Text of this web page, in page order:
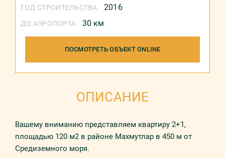
ГОД СТРОИТЕЛЬСТВА: 2016
ДО АЭРОПОРТА: 30 км
ПОСМОТРЕТЬ ОБЪЕКТ ONLINE
ОПИСАНИЕ
Вашему вниманию представляем квартиру 2+1,
площадью 120 м2 в районе Махмутлар в 450 м от
Средиземного моря.